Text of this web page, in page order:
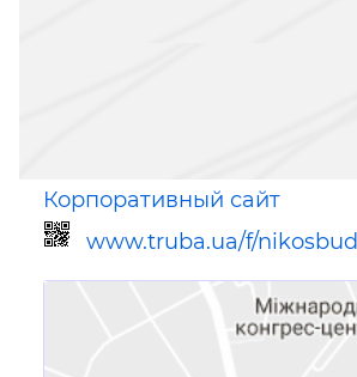
Корпоративный сайт
www.truba.ua/f/nikosbud